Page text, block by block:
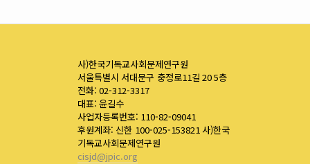
사)한국기독교사회문제연구원
서울특별시 서대문구 충정로11길 20 5층
전화: 02-312-3317
대표: 윤길수
사업자등록번호: 110-82-09041
후원계좌: 신한 100-025-153821 사)한국
기독교사회문제연구원
cisjd@jpic.org